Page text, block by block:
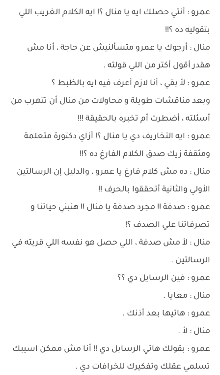
عمرو : أنتي حصلك ايه يا منال ؟! ايه الكلام الغريب اللي
بتقوليه ده ؟!!
منال : أرجوك يا عمرو متسألنيش عن حاجة ، أنا مش
هقدر أقول أكتر من اللي قولته .
عمرو : لأ بقي ، أنا لازم أعرف فيه ايه بالظبط ؟
وبعد مناقشات طويلة و محاولات من منال أن تتهرب من
أسئلته ، أضطرت أم تخبره بالحقيقة !!!
عمرو : ايه التخاريف دي يا منال ؟! أزاي دكتورة متعلمة
ومثقفة زيك صدق الكلام الفارغ ده ؟!!
منال : ده مش كلام فارغ يا عمرو ، والدليل إن الرسالتين
الأولي والثانية أتحققوا بالحرف !!
عمرو : صدفة !! مجرد صدفة يا منال !! هنبني حياتنا و
تصرفاتنا علي الصدف ؟!
منال : لأ مش صدفة ، اللي حصل هو نفسه اللي قريته في
الرسالتين .
عمرو : فين الرسايل دي ؟؟
منال : معايا .
عمرو : هاتيها بعد أذنك .
منال : لأ .
عمرو : بقولك هاتي الرسابل دي !! أنا مش ممكن اسيبك
تسلمي عقلك وتفكيرك للخرافات دي .